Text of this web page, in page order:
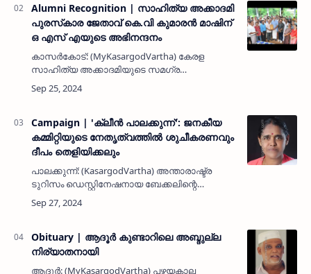
Alumni Recognition | സാഹിത്യ അക്കാദമി
പുരസ്‌കാര ജേതാവ്‌ കെ.വി കുമാരന്‍ മാഷിന്
ഒ എസ്‌ എയുടെ അഭിനന്ദനം
കാസര്‍കോട്‌: (MyKasargodVartha) കേരള
സാഹിത്യ അക്കാദമിയുടെ സമഗ്ര
സംഭാവനക്കുള്ള പുരസ്‌കാരം നേടിയ
കാസര്‍കോട്‌ ഗവ. ഹയർ സെക്കണ്ടറി സ്‌കൂളിലെ
കെ.വി. …
Campaign | 'ക്ലീൻ പാലക്കുന്ന്': ജനകീയ
കമ്മിറ്റിയുടെ നേതൃത്വത്തിൽ ശുചീകരണവും
ദീപം തെളിയിക്കലും
പാലക്കുന്ന്: (KasargodVartha) അന്താരാഷ്ട്ര
ടുറിസം ഡെസ്റ്റിനേഷനായ ബേക്കലിന്റെ
പ്രവേശന കവാടമായ പാലക്കുന്നിനെ ശുചിത്വ
സുന്ദരമാക്കുന്നതിനും അത് പരിപാലിക്കാനുമുള്ള
Obituary | ആദൂർ കുണ്ടാറിലെ അബ്ദുല്ല
നിര്യാതനായി
ആദൂർ: (MyKasargodVartha) പഴയകാല